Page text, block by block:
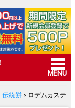
MENU
伝統餅> ロデムカステ